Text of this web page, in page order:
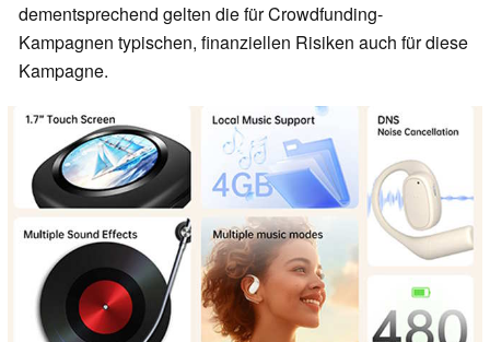
dementsprechend gelten die für Crowdfunding-
Kampagnen typischen, finanziellen Risiken auch für diese
Kampagne.